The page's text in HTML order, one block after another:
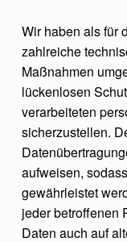
Wir haben als für
zahlreiche
Maßnahmen
lückenlosen
verarbeiteten
sicherzustellen.
aufweisen,
gewährleistet
jeder betroffenen
Daten auch auf